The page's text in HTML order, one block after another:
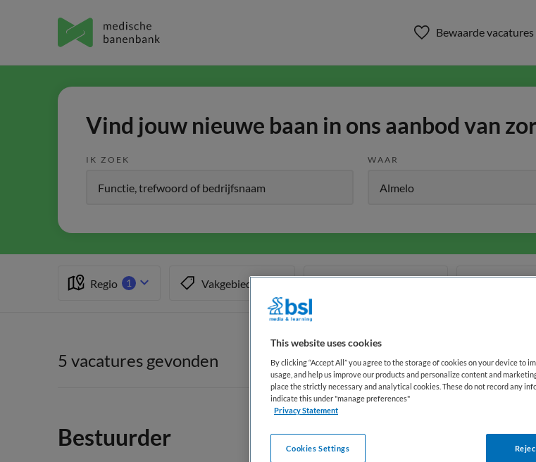
Bewaarde vacatures
Vind jouw nieuwe baan in ons aanbod van
IK ZOEK WAAR
Regio 1 Vakgebied
5 vacatures gevonden
Bestuurder
This website uses cookies
By clicking “Accept All” you agree to the storage of cookies on your device to
usage, and help us improve our products and personalize content and
place the strictly necessary and analytical cookies. These do not record any
indicate this under "manage preferences"
Privacy Statement
Cookies Settings